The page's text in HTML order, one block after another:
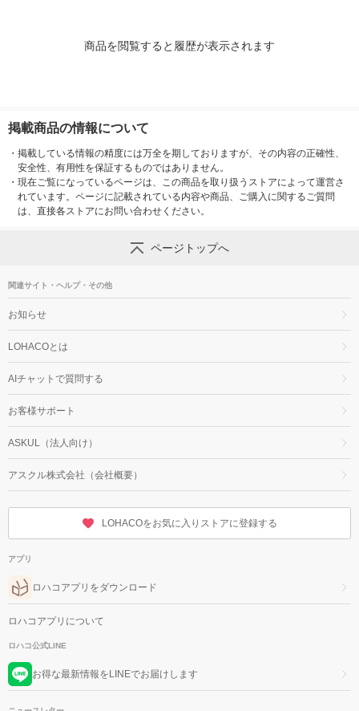
商品を閲覧すると履歴が表示されます
掲載商品の情報について
・ 掲載している情報の精度には万全を期しておりますが、その内容の正確性、
安全性、有用性を保証するものではありません。
・ 現在ご覧になっているページは、この商品を取り扱うストアによって運営さ
れています。ページに記載されている内容や商品、ご購入に関するご質問
は、直接各ストアにお問い合わせください。
ページトップへ
関連サイト・ヘルプ・その他
お知らせ
LOHACOとは
AIチャットで質問する
お客様サポート
ASKUL（法人向け）
アスクル株式会社（会社概要）
LOHACOをお気に入りストアに登録する
アプリ
ロハコアプリをダウンロード
ロハコアプリについて
ロハコ公式LINE
お得な最新情報をLINEでお届けします